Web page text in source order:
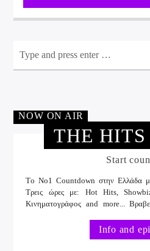
NOW ON AIR
THE HITS
Start
Tο No1 Countdown στην Ελλάδα
Τρεις ώρες με: Hot Hits,
Κινηματογράφος and more... Βραβευμένο στα Regional Media
Info and